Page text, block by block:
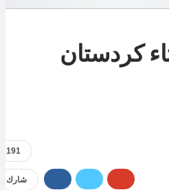
كردستان
191
شارك